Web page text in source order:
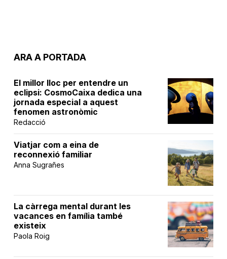
ARA A PORTADA
El millor lloc per entendre un
eclipsi: CosmoCaixa dedica una
jornada especial a aquest
fenomen astronòmic
Redacció
Viatjar com a eina de
reconnexió familiar
Anna Sugrañes
La càrrega mental durant les
vacances en família també
existeix
Paola Roig